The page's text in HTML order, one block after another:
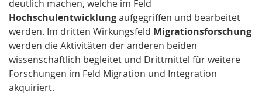
deut­lich machen, welche im Feld
Hochschulentwicklungauf­ge­griffen und bearbeitet
werden. Im dritten Wirkungsfeld Migrationsforschung
werden die Aktivitäten der anderen beiden
wissenschaftlich begleitet und Dritt­mittel für weitere
Forschungen im Feld Migration und Integration
akquiriert.